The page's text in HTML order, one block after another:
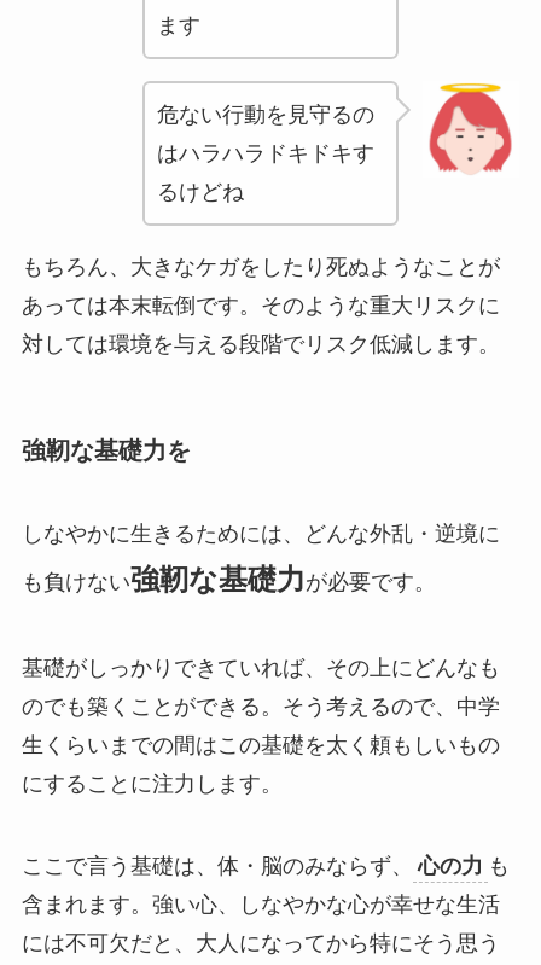
ます
危ない行動を見守るの
はハラハラドキドキす
るけどね
もちろん、大きなケガをしたり死ぬようなことが
あっては本末転倒です。そのような重大リスクに
対しては環境を与える段階でリスク低減します。
強靭な基礎力を
しなやかに生きるためには、どんな外乱・逆境に
も負けない強靭な基礎力が必要です。
基礎がしっかりできていれば、その上にどんなも
のでも築くことができる。そう考えるので、中学
生くらいまでの間はこの基礎を太く頼もしいもの
にすることに注力します。
ここで言う基礎は、体・脳のみならず、 心の力 も
含まれます。強い心、しなやかな心が幸せな生活
には不可欠だと、大人になってから特にそう思う